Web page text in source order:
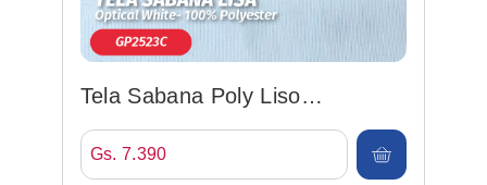
Tela Sabana Poly Liso
White/blanco 240cm
Gs. 7.390